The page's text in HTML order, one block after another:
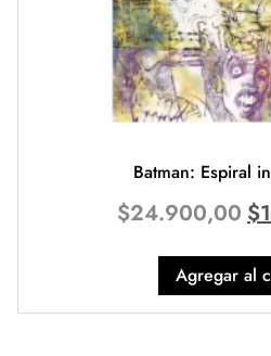
Batman: Espiral
$24.900,00 $
Agregar al